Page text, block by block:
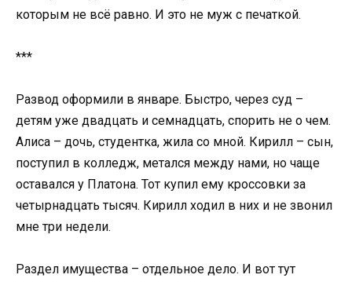
которым не всё равно. И это не муж с печаткой.
***
Развод оформили в январе. Быстро, через суд –
детям уже двадцать и семнадцать, спорить не о чем.
Алиса – дочь, студентка, жила со мной. Кирилл – сын,
поступил в колледж, метался между нами, но чаще
оставался у Платона. Тот купил ему кроссовки за
четырнадцать тысяч. Кирилл ходил в них и не звонил
мне три недели.
Раздел имущества – отдельное дело. И вот тут